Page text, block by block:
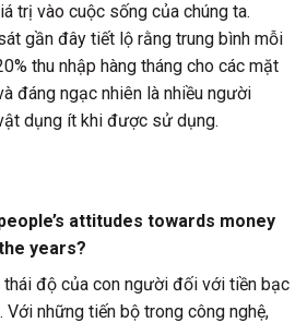
trị vào cuộc sống của chúng ta.
gần đây tiết lộ rằng trung bình mỗi
thu nhập hàng tháng cho các mặt
đáng ngạc nhiên là nhiều người
dụng ít khi được sử dụng.
attitudes towards money
years?
thái độ của con người đối với tiền bạc
những tiến bộ trong công nghệ,